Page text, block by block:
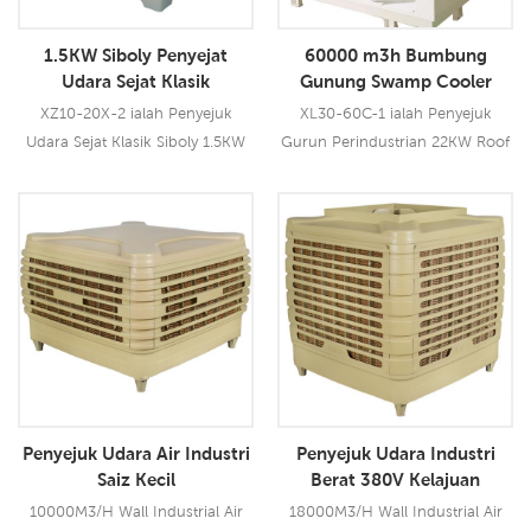
memberikan anda prestasi
penyejukan terkemuka industri,
agak.
1.5KW Siboly Penyejat
Udara Sejat Klasik
XZ10-20X-2 ialah Penyejuk
Udara Sejat Klasik Siboly 1.5KW
Ia menggunakan motor kipas
1.5KW, membawakan anda
angin kuat 20000 CMH, 12
kelajuan. Menggunakan pad
penyejuk 5090, prestasi
penyejukan terkemuka industri.
Baca Lebih Lanjut
60000 m3h Bumbung
Gunung Swamp Cooler
Industrial Desert Cooler
Harga
XL30-60C-1 ialah Penyejuk
Gurun Perindustrian 22KW Roof
boleh digunakan untuk semua
jenis aplikasi perindustrian atau
komersial. Ia menggunakan
motor kipas 22.0KW pendawaian
tembaga tulen, membawakan
anda angin kuat 60000 CMH,
kelajuan berubah-ubah. Pad
penyejuk bersaiz besar 5090,
industri.
Baca Lebih Lanjut
Penyejuk Udara Air Industri
Saiz Kecil
10000M3/H Wall Industrial Air
Penyejuk Udara Industri
Berat 380V Kelajuan
Tunggal
18000M3/H Wall Industrial Air